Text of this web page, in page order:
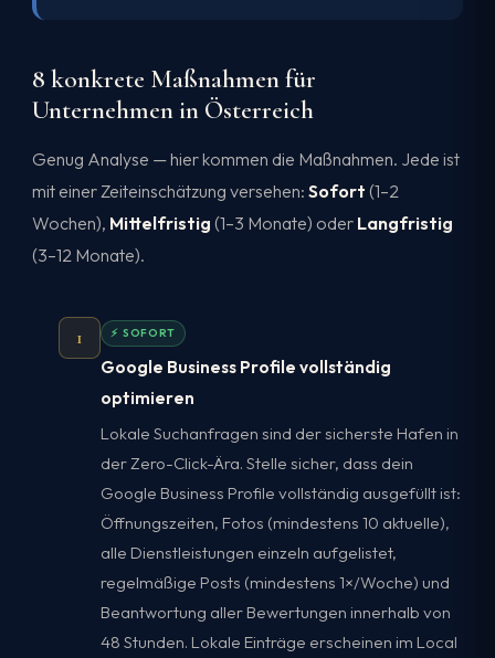
8 konkrete Maßnahmen für
Unternehmen in Österreich
Genug Analyse — hier kommen die Maßnahmen. Jede ist
mit einer Zeiteinschätzung versehen:Sofort (1–2
Wochen), Mittelfristig (1–3 Monate) oder Langfristig
(3–12 Monate).
1 ⚡ SOFORT
Google Business Profile vollständig
optimieren
Lokale Suchanfragen sind der sicherste Hafen in
der Zero-Click-Ära. Stelle sicher, dass dein
Google Business Profile vollständig ausgefüllt ist:
Öffnungszeiten, Fotos (mindestens 10 aktuelle),
alle Dienstleistungen einzeln aufgelistet,
regelmäßige Posts (mindestens 1×/Woche) und
Beantwortung aller Bewertungen innerhalb von
48 Stunden. Lokale Einträge erscheinen im Local